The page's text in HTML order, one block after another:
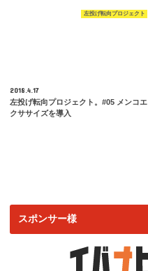
左投げ転向プロジェクト
2018.4.17
左投げ転向プロジェクト。#05 メンコエ
クササイズを導入
スポンサー様